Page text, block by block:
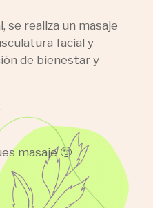
se realiza un masaje
facial y
de bienestar y
masaje 🙂